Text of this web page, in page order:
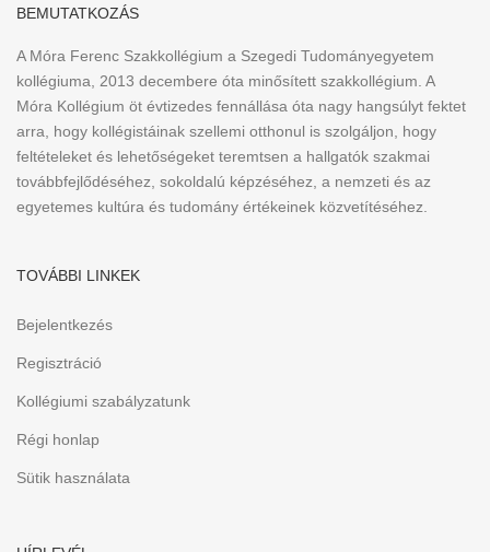
BEMUTATKOZÁS
A Móra Ferenc Szakkollégium a Szegedi Tudományegyetem
kollégiuma, 2013 decembere óta minősített szakkollégium. A
Móra Kollégium öt évtizedes fennállása óta nagy hangsúlyt fektet
arra, hogy kollégistáinak szellemi otthonul is szolgáljon, hogy
feltételeket és lehetőségeket teremtsen a hallgatók szakmai
továbbfejlődéséhez, sokoldalú képzéséhez, a nemzeti és az
egyetemes kultúra és tudomány értékeinek közvetítéséhez.
TOVÁBBI LINKEK
Bejelentkezés
Regisztráció
Kollégiumi szabályzatunk
Régi honlap
Sütik használata